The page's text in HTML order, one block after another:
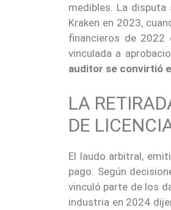
medibles. La
Kraken en 2023,
financieros de 2022
vinculada a
auditor se convirtió
LA
DE
El laudo arbitral,
pago. Según
vinculó parte de los
industria en 2024